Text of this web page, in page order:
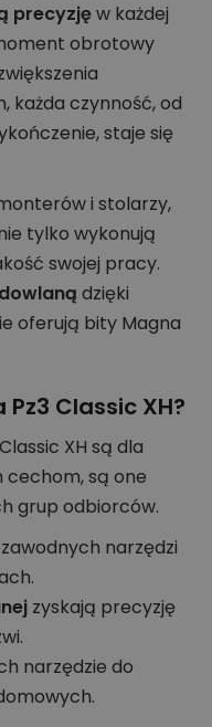
precyzjęw każdej
obrotowy
każda czynność, od
staje się
i stolarzy,
tylko wykonują
swojej pracy.
dzięki
oferują bity Magna
Classic XH?
XH są dla
cechom, są one
grup odbiorców.
narzędzi
zyskają precyzję
narzędzie do